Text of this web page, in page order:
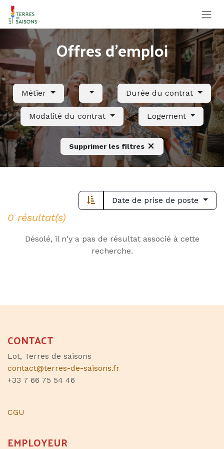
Se rendre au contenu
Offres d'emploi
Métier Durée du contrat
Modalité du contrat Logement
Supprimer les filtres
Date de prise de poste
0 résultat(s)
Désolé, il n'y a pas de résultat associé à cette
recherche.
CONTACT
Lot, Terres de saisons
contact@terres-de-saisons.fr
+33 7 66 75 54 46
CGU
EMPLOYEUR